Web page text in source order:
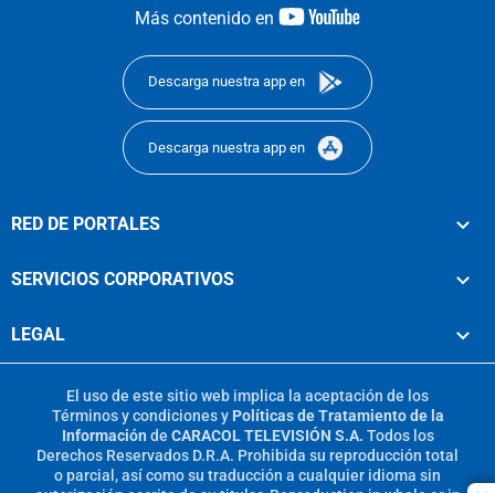
Más contenido en
youtube-
Descarga nuestra app en
Descarga nuestra app en
RED DE PORTALES
SERVICIOS CORPORATIVOS
LEGAL
El uso de este sitio web implica la aceptación de los
Términos y condicionesy Políticas de Tratamiento de la
Información de CARACOL TELEVISIÓN S.A. Todos los
Derechos Reservados D.R.A. Prohibida su reproducción total
o parcial, así como su traducción a cualquier idioma sin